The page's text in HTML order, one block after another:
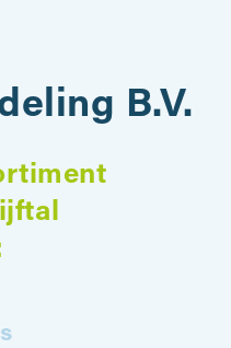
B.V.